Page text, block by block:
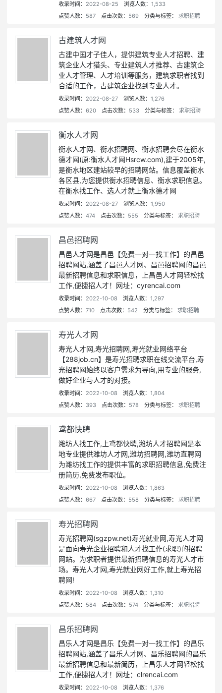
收录时间： 2022-08-25 浏览人数： 1,533
点赞人数： 587 点击次数： 569 分类与标签： 求职招聘
古建筑人才网
古建中国才子佳人，提供建筑专业人才招聘、建
筑企业人才猎头、专业建筑人才推荐、古建筑企
业人才管理、人才培训等服务，建筑求职者找到
合适的工作，古建筑企业找到专业人才。
收录时间： 2022-08-27 浏览人数： 1,276
点赞人数： 620 点击次数： 533 分类与标签： 求职招聘
衡水人才网
衡水人才网、衡水招聘网、衡水招聘会尽在衡水
德才网(原:衡水人才网Hsrcw.com),建于2005年,
是衡水地区建站较早的招聘网站。信息覆盖衡水
各区县,为您提供衡水招聘信息、衡水求职信息。
在衡水找工作、选人才就上衡水德才网
收录时间： 2022-08-27 浏览人数： 1,950
点赞人数： 474 点击次数： 555 分类与标签： 求职招聘
昌邑招聘网
昌邑人才网是昌邑【免费一对一找工作】的昌邑
招聘网站,涵盖了昌邑人才网、昌邑招聘网的昌邑
最新招聘信息和求职信息，上昌邑人才网轻松找
工作,便捷招人才！网址：cyrencai.com
收录时间： 2022-10-08 浏览人数： 1,297
点赞人数： 710 点击次数： 542 分类与标签： 求职招聘
寿光人才网
寿光人才网,寿光招聘网,寿光就业网络平台
【288job.cn】是寿光招聘求职在线交流平台,寿
光招聘网始终以客户需求为导向,用专业的服务,
做好企业与人才的对接。
收录时间： 2022-10-08 浏览人数： 1,804
点赞人数： 393 点击次数： 578 分类与标签： 求职招聘
鸢都快聘
潍坊人找工作,上鸢都快聘,潍坊人才招聘网是本
地专业提供潍坊人才网,潍坊招聘网,潍坊直聘网
为潍坊找工作的提供丰富的求职招聘信息,免费注
册简历,免费发布职位。
收录时间： 2022-10-08 浏览人数： 1,863
点赞人数： 667 点击次数： 558 分类与标签： 求职招聘
寿光招聘网
寿光招聘网(sgzpw.net)寿光就业网,寿光人才网
是面向寿光企业招聘和人才找工作(求职)的招聘
网站。为求职者提供最新招聘信息的寿光人才市
场。寿光人才网,寿光就业网好工作,就上寿光招
聘网!
收录时间： 2022-10-08 浏览人数： 1,310
点赞人数： 584 点击次数： 574 分类与标签： 求职招聘
昌乐招聘网
昌乐人才网是昌乐【免费一对一找工作】的昌乐
招聘网站,涵盖了昌乐人才网、昌乐招聘网的昌乐
最新招聘信息和最新简历，上昌乐人才网轻松找
工作,便捷招人才！网址：clrencai.com
收录时间： 2022-10-08 浏览人数： 1,376